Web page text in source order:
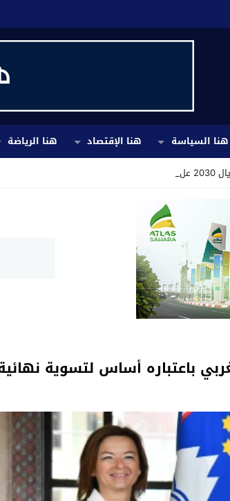
هنا السياسة هنا الإقتصاد هنا الرياضة
باعتباره أساس لتسوية